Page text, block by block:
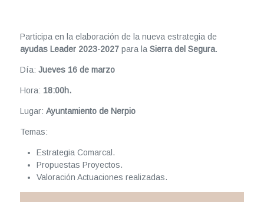
Participa en la elaboración de la nueva estrategia de
ayudas Leader 2023-2027 para la Sierra del Segura.
Día: Jueves 16 de marzo
Hora: 18:00h.
Lugar: Ayuntamiento de Nerpio
Temas:
Estrategia Comarcal.
Propuestas Proyectos.
Valoración Actuaciones realizadas.